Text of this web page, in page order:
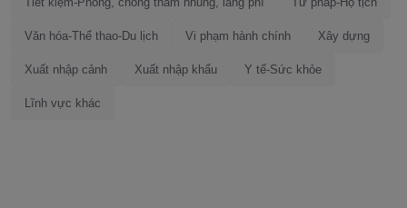
Văn hóa-Thể thao-Du lịch Vi phạm hành chính Xây dựng
Xuất nhập cảnh Xuất nhập khẩu Y tế-Sức khỏe
Lĩnh vực khác